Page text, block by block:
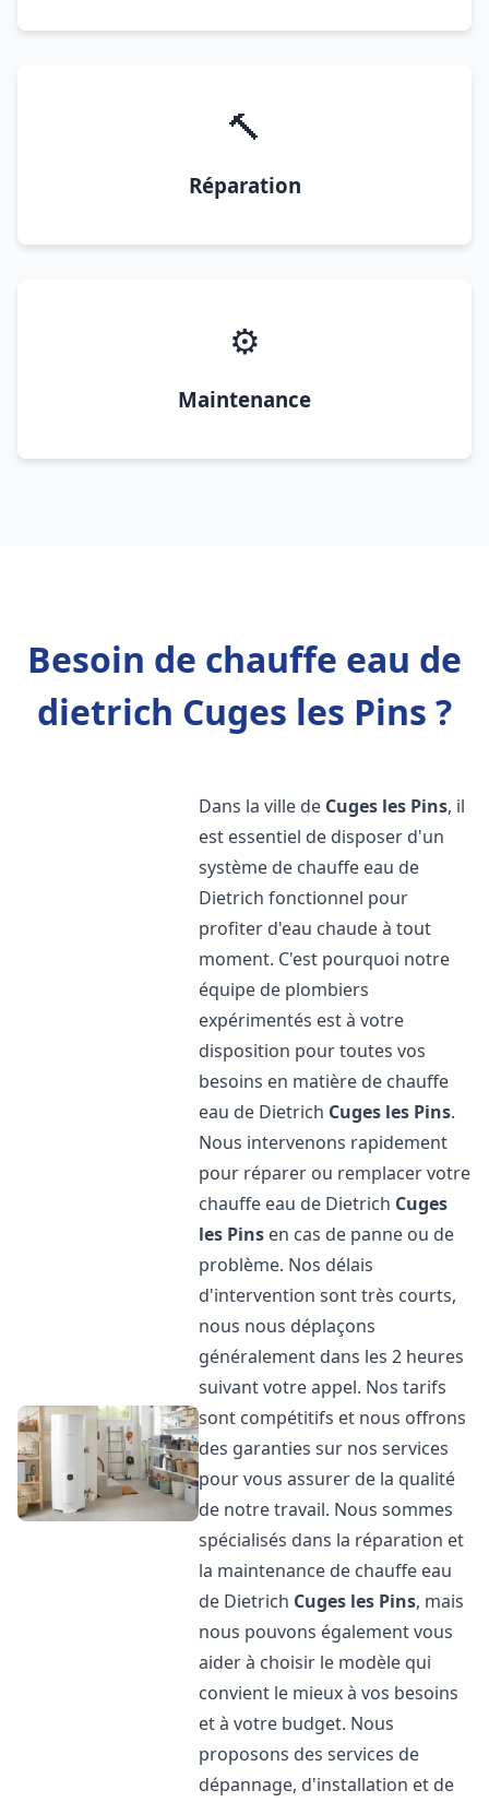
🔨
Réparation
⚙️
Maintenance
Besoin de chauffe eau de
dietrich Cuges les Pins ?
Dans la ville de Cuges les Pins, il
est essentiel de disposer d'un
système de chauffe eau de
Dietrich fonctionnel pour
profiter d'eau chaude à tout
moment. C'est pourquoi notre
équipe de plombiers
expérimentés est à votre
disposition pour toutes vos
besoins en matière de chauffe
eau de Dietrich Cuges les Pins.
Nous intervenons rapidement
pour réparer ou remplacer votre
chauffe eau de Dietrich Cuges
les Pins en cas de panne ou de
problème. Nos délais
d'intervention sont très courts,
nous nous déplaçons
généralement dans les 2 heures
suivant votre appel. Nos tarifs
sont compétitifs et nous offrons
des garanties sur nos services
pour vous assurer de la qualité
de notre travail. Nous sommes
spécialisés dans la réparation et
la maintenance de chauffe eau
de Dietrich Cuges les Pins, mais
nous pouvons également vous
aider à choisir le modèle qui
convient le mieux à vos besoins
et à votre budget. Nous
proposons des services de
dépannage, d'installation et de